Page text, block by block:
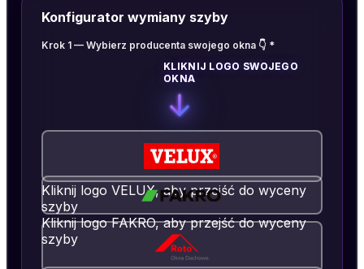
Konfigurator wymiany szyby
Krok 1 — Wybierz producenta swojego okna 👇 *
KLIKNIJ LOGO SWOJEGO
OKNA
Kliknij logo VELUX, aby przejść do wyceny
szyby
Kliknij logoFAKRO, aby przejść do wyceny
szyby